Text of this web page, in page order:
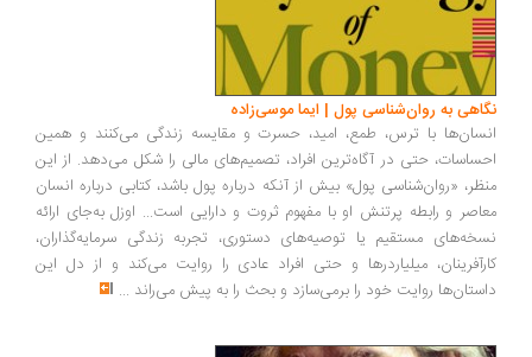
نگاهی به روان‌شناسی پول | ایما موسی‌زاده
انسان‌ها با ترس، طمع، امید، حسرت و مقایسه زندگی می‌کنند و همین
احساسات، حتی در آگاه‌ترین افراد، تصمیم‌های مالی را شکل می‌دهد. از این
منظر، «روان‌شناسی پول» بیش از آنکه درباره پول باشد، کتابی درباره انسان
معاصر و رابطه پرتنش او با مفهوم ثروت و دارایی است... اوزل به‌جای ارائه
نسخه‌های مستقیم یا توصیه‌های دستوری، تجربه زندگی سرمایه‌گذاران،
کارآفرینان، میلیاردرها و حتی افراد عادی را روایت می‌کند و از دل این
داستان‌ها روایت خود را برمی‌سازد و بحث را به پیش می‌راند ...